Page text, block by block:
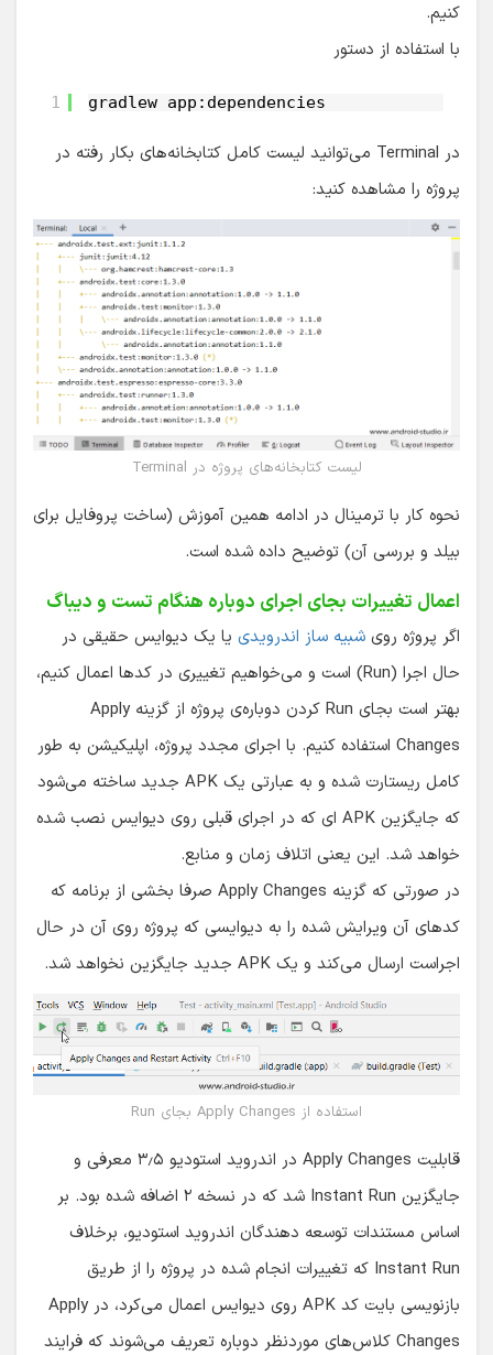
کنیم.
با استفاده از دستور
1 gradlew app:dependencies
در Terminal می‌توانید لیست کامل کتابخانه‌های بکار رفته در
پروژه را مشاهده کنید:
لیست کتابخانه‌های پروژه در Terminal
نحوه کار با ترمینال در ادامه همین آموزش (ساخت پروفایل برای
بیلد و بررسی آن) توضیح داده شده است.
اعمال تغییرات بجای اجرای دوباره هنگام تست و دیباگ
اگر پروژه روی شبیه ساز اندرویدی یا یک دیوایس حقیقی در
حال اجرا (Run) است و می‌خواهیم تغییری در کدها اعمال کنیم،
بهتر است بجای Run کردن دوباره‌ی پروژه از گزینه Apply
Changes استفاده کنیم. با اجرای مجدد پروژه، اپلیکیشن به طور
کامل ریستارت شده و به عبارتی یک APK جدید ساخته می‌شود
که جایگزین APK ای که در اجرای قبلی روی دیوایس نصب شده
خواهد شد. این یعنی اتلاف زمان و منابع.
در صورتی که گزینه Apply Changes صرفا بخشی از برنامه که
کدهای آن ویرایش شده را به دیوایسی که پروژه روی آن در حال
اجراست ارسال می‌کند و یک APK جدید جایگزین نخواهد شد.
استفاده از Apply Changes بجای Run
قابلیت Apply Changes در اندروید استودیو ۳٫۵ معرفی و
جایگزین Instant Run شد که در نسخه ۲ اضافه شده بود. بر
اساس مستندات توسعه دهندگان اندروید استودیو، برخلاف
Instant Run که تغییرات انجام شده در پروژه را از طریق
بازنویسی بایت کد APK روی دیوایس اعمال می‌کرد، در Apply
Changes کلاس‌های موردنظر دوباره تعریف می‌شوند که فرایند